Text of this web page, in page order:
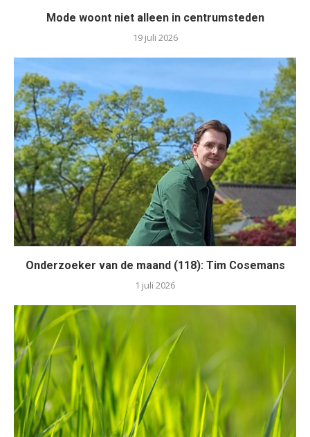
Mode woont niet alleen in centrumsteden
19 juli 2026
Onderzoeker van de maand (118): Tim Cosemans
1 juli 2026